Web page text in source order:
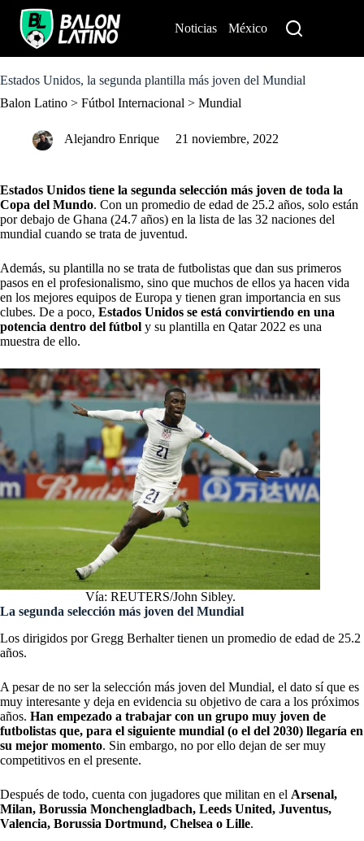
o
o
Noticias México
Estados Unidos, la segunda plantilla más joven del Mundial
Balon Latino > Fútbol Internacional > Mundial
Alejandro Enrique 21 noviembre, 2022
Estados Unidos tiene la segunda selección más joven de toda la
Copa del Mundo. Con un promedio de edad de 25.2 años, solo están
por debajo de Ghana (24.7 años) en la lista de las 32 naciones del
mundial cuando se trata de juventud.
Además, su plantilla no se trata de futbolistas que dan sus primeros
pasos en el profesionalismo, sino que muchos de ellos ya hacen vida
en los mejores equipos de Europa y tienen gran importancia en sus
clubes. De a poco, Estados Unidos se está convirtiendo en una
potencia dentro del fútbol y su plantilla en Qatar 2022 es una
muestra de ello.
Vía: REUTERS/John Sibley.
La segunda selección más joven del Mundial
Los dirigidos por Gregg Berhalter tienen un promedio de edad de 25.2
años.
A pesar de no ser la selección más joven del Mundial, el dato sí que es
muy interesante y deja en evidencia su objetivo de cara a los próximos
años. Han empezado a trabajar con un grupo muy joven de
futbolistas que, para el siguiente mundial (o el del 2030) llegaría en
su mejor momento. Sin embargo, no por ello dejan de ser muy
competitivos en el presente.
Después de todo, cuenta con jugadores que militan en el Arsenal,
Milan, Borussia Monchengladbach, Leeds United, Juventus,
Valencia, Borussia Dortmund, Chelsea o Lille.